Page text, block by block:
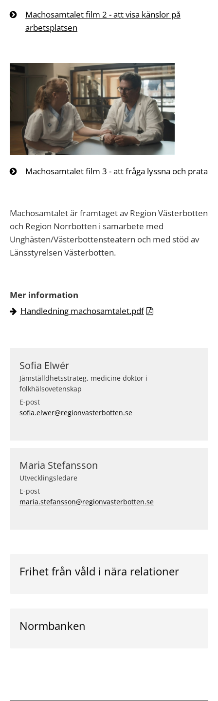
Machosamtalet film 2 - att visa känslor på
arbetsplatsen
Machosamtalet film 3 - att fråga lyssna och prata
Machosamtalet är framtaget av Region Västerbotten
och Region Norrbotten i samarbete med
Unghästen/Västerbottensteatern och med stöd av
Länsstyrelsen Västerbotten.
Mer information
Handledning machosamtalet.pdf
Sofia Elwér
Jämställdhetsstrateg, medicine doktor i
folkhälsovetenskap
E-post
sofia.elwer@regionvasterbotten.se
Maria Stefansson
Utvecklingsledare
E-post
maria.stefansson@regionvasterbotten.se
Frihet från våld i nära relationer
Normbanken